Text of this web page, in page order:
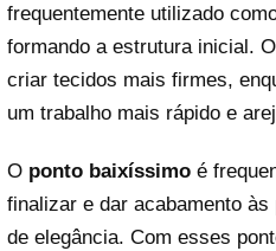
frequentemente utilizado
formando a estrutura inicial. O
criar tecidos mais firmes,
um trabalho mais rápido e
O ponto baixíssimo é
finalizar e dar acabamento
de elegância. Com esses